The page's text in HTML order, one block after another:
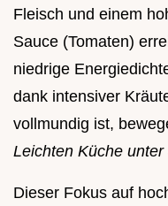
Fleisch und einem
Sauce (Tomaten)
niedrige
dank intensiver
vollmundig ist,
Leichten Küche
Dieser Fokus auf